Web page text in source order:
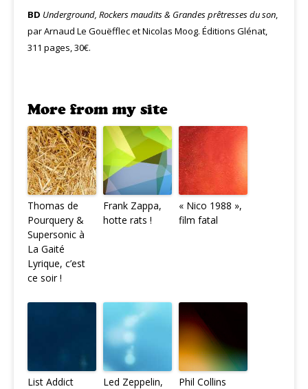
BD Underground, Rockers maudits & Grandes prêtresses du son,
par Arnaud Le Gouëfflec et Nicolas Moog. Éditions Glénat,
311 pages, 30€.
More from my site
Thomas de
Pourquery &
Supersonic à
La Gaité
Lyrique, c’est
ce soir !
Frank Zappa,
hotte rats !
« Nico 1988 »,
film fatal
List Addict
Led Zeppelin,
Phil Collins